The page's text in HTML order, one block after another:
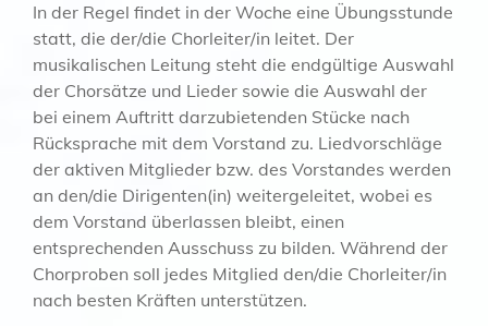
In der Regel findet in der Woche eine Übungsstunde
statt, die der/die Chorleiter/in leitet. Der
musikalischen Leitung steht die endgültige Auswahl
der Chorsätze und Lieder sowie die Auswahl der
bei einem Auftritt darzubietenden Stücke nach
Rücksprache mit dem Vorstand zu. Liedvorschläge
der aktiven Mitglieder bzw. des Vorstandes werden
an den/die Dirigenten(in) weitergeleitet, wobei es
dem Vorstand überlassen bleibt, einen
entsprechenden Ausschuss zu bilden. Während der
Chorproben soll jedes Mitglied den/die Chorleiter/in
nach besten Kräften unterstützen.